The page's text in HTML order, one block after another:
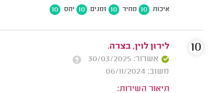
איכות 10 מחיר 10 זמנים 10 יחס 10
לירון לוין, בצרה.
אשרור: 30/03/2025
משוב: 06/11/2024
תיאור השירות:
10